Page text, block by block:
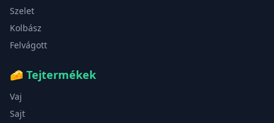
Szelet
Kolbász
Felvágott
🧀 Tejtermékek
Vaj
Sajt